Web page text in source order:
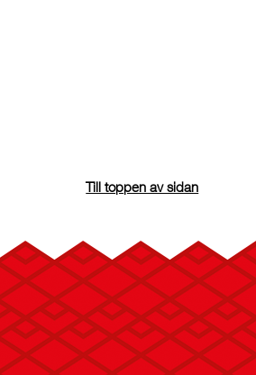
Till toppen av sidan